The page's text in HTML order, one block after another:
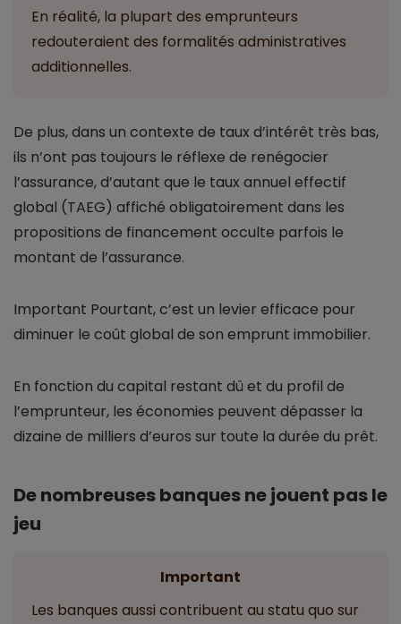
En réalité, la plupart des emprunteurs
redouteraient des formalités administratives
additionnelles.
De plus, dans un contexte de taux d’intérêt très bas,
ils n’ont pas toujours le réflexe de renégocier
l’assurance, d’autant que le taux annuel effectif
global (TAEG) affiché obligatoirement dans les
propositions de financement occulte parfois le
montant de l’assurance.
Important Pourtant, c’est un levier efficace pour
diminuer le coût global de son emprunt immobilier.
En fonction du capital restant dû et du profil de
l’emprunteur, les économies peuvent dépasser la
dizaine de milliers d’euros sur toute la durée du prêt.
De nombreuses banques ne jouent pas le
jeu
Important
Les banques aussi contribuent au statu quo sur